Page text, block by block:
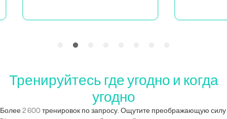
Тренируйтесь где угодно и когда
угодно
Более 2 600 тренировок по запросу. Ощутите преображающую силу